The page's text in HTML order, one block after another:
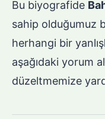
Bu biyografide
sahip olduğumuz
herhangi bir
aşağıdaki yorum
düzeltmemize